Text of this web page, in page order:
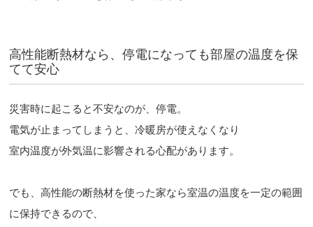
高性能断熱材なら、停電になっても部屋の温度を保
てて安心
災害時に起こると不安なのが、停電。
電気が止まってしまうと、冷暖房が使えなくなり
室内温度が外気温に影響される心配があります。
でも、高性能の断熱材を使った家なら室温の温度を一定の範囲
に保持できるので、